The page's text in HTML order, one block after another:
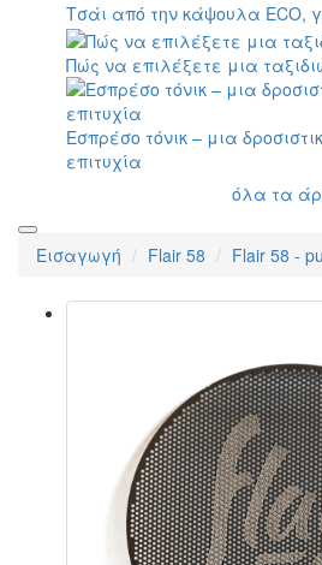
Τσάι από την κάψουλα ECO,
Πώς να επιλέξετε μια
Εσπρέσο τόνικ – μια
επιτυχία
όλα τα
Εισαγωγή Flair 58 Flair 58 -